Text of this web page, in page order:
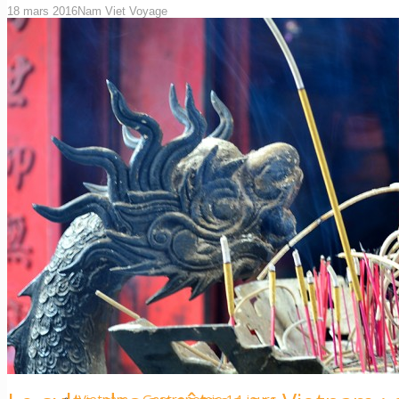
……….
Les plus belles plages du Vietnam et du
Circuits
Vietnam – L’Essentiel 10 jours
Vietnam – Les Incontournables 14 jours
Vietnam – Sport Attitude 16 jours
Vietnam – Les Routes du nord 11 jours
18 mars 2016Nam Viet Voyage